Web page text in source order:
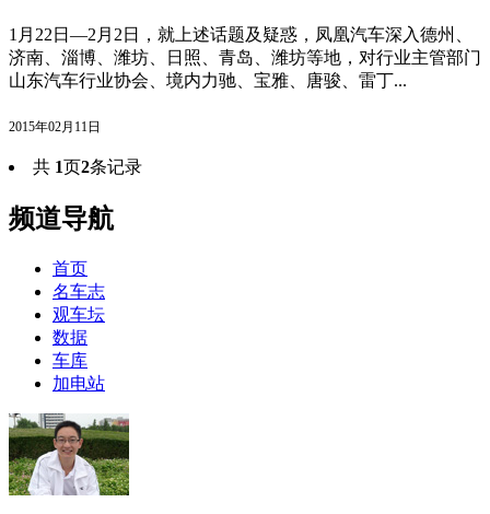
1月22日—2月2日，就上述话题及疑惑，凤凰汽车深入德州、
济南、淄博、潍坊、日照、青岛、潍坊等地，对行业主管部门
山东汽车行业协会、境内力驰、宝雅、唐骏、雷丁...
2015年02月11日
共 1页2条记录
频道导航
首页
名车志
观车坛
数据
车库
加电站